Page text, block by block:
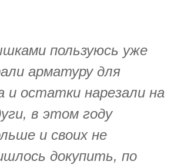
пользуюсь уже
арматуру для
и остатки нарезали на
в этом году
и своих не
докупить, по